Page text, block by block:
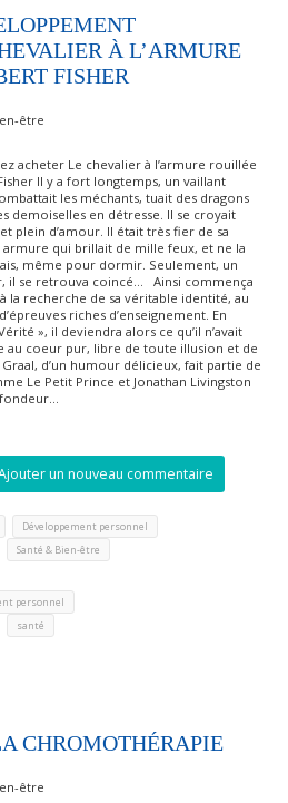
À L’ARMURE
FISHER
être
acheter Le chevalier à l’armure rouillée
II y a fort longtemps, un vaillant
les méchants, tuait des dragons
demoiselles en détresse. II se croyait
plein d’amour. II était très fier de sa
armure qui brillait de mille feux, et ne la
même pour dormir. Seulement, un
il se retrouva coincé… Ainsi commença
la recherche de sa véritable identité, au
riches d’enseignement. En
», il deviendra alors ce qu’il n’avait
au coeur pur, libre de toute illusion et de
d’un humour délicieux, fait partie de
Le Petit Prince et Jonathan Livingston
un nouveau commentaire
Développement personnel
Santé & Bien-être
personnel
santé
CHROMOTHÉRAPIE
être